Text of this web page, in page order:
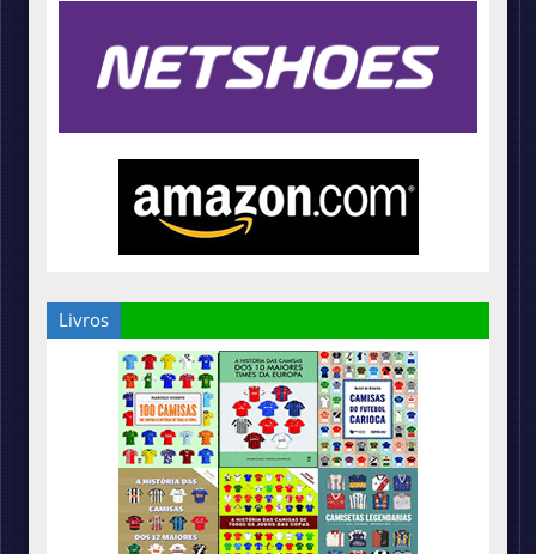
Livros